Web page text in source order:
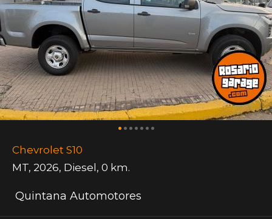
Chevrolet S10
MT, 2026, Diesel, 0 km.
Quintana Automotores